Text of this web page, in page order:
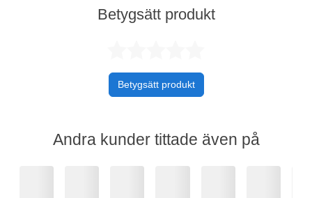
Betygsätt produkt
Betygsätt produkt
Andra kunder tittade även på